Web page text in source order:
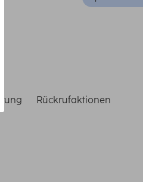
Rückrufaktionen